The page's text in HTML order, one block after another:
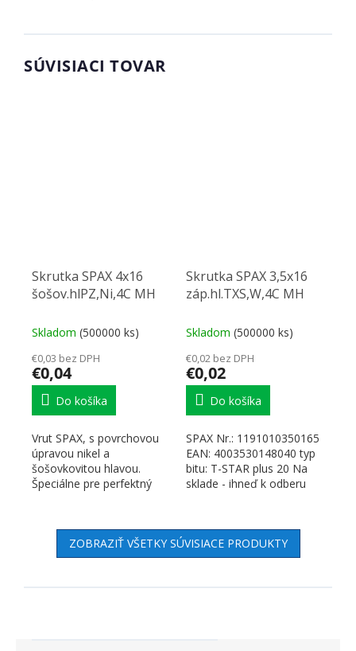
SÚVISIACI TOVAR
Skrutka SPAX 4x16
šošov.hlPZ,Ni,4C MH
Skladom (500000 ks)
€0,03 bez DPH
€0,04
Do košíka
Vrut SPAX, s povrchovou
úpravou nikel a
šošovkovitou hlavou.
Špeciálne pre perfektný
Skrutka SPAX 3,5x16
záp.hl.TXS,W,4C MH
Skladom (500000 ks)
€0,02 bez DPH
€0,02
Do košíka
SPAX Nr.: 1191010350165
EAN: 4003530148040 typ
bitu: T-STAR plus 20 Na
sklade - ihneď k odberu
ZOBRAZIŤ VŠETKY SÚVISIACE PRODUKTY